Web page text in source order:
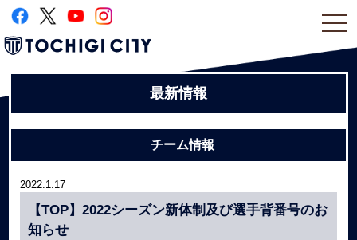
最新情報
チーム情報
2022.1.17
【TOP】2022シーズン新体制及び選手背番号のお
知らせ